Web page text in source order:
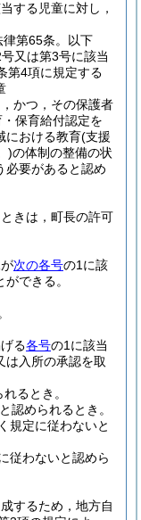
する児童に対し，
第65条。以下
又は第3号に該当
第4項に規定する
かつ，その保護者
保育給付認定を
における教育(支援
)の体制の整備の状
必要があると認め
きは，町長の許可
次の各号の1に該
できる。
る各号の1に該当
は入所の承認を取
るとき。
認められるとき。
規定に従わないと
従わないと認めら
するため，地方自